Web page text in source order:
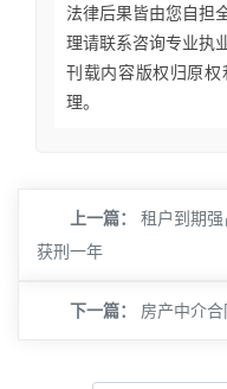
法律后果皆由您自担
理请联系咨询专业执
刊载内容版权归原
理。
上一篇：
租户到期
获刑一年
下一篇： 房产中介合